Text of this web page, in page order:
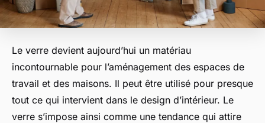
Le verre devient aujourd’hui un matériau
incontournable pour l’aménagement des espaces de
travail et des maisons. Il peut être utilisé pour presque
tout ce qui intervient dans le design d’intérieur. Le
verre s’impose ainsi comme une tendance qui attire